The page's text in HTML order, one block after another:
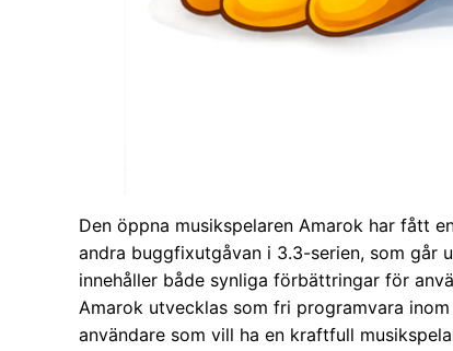
Den öppna musikspelaren Amarok har fått
andra buggfixutgåvan i 3.3-serien, som går
innehåller både synliga förbättringar för
Amarok utvecklas som fri programvara
användare som vill ha en kraftfull